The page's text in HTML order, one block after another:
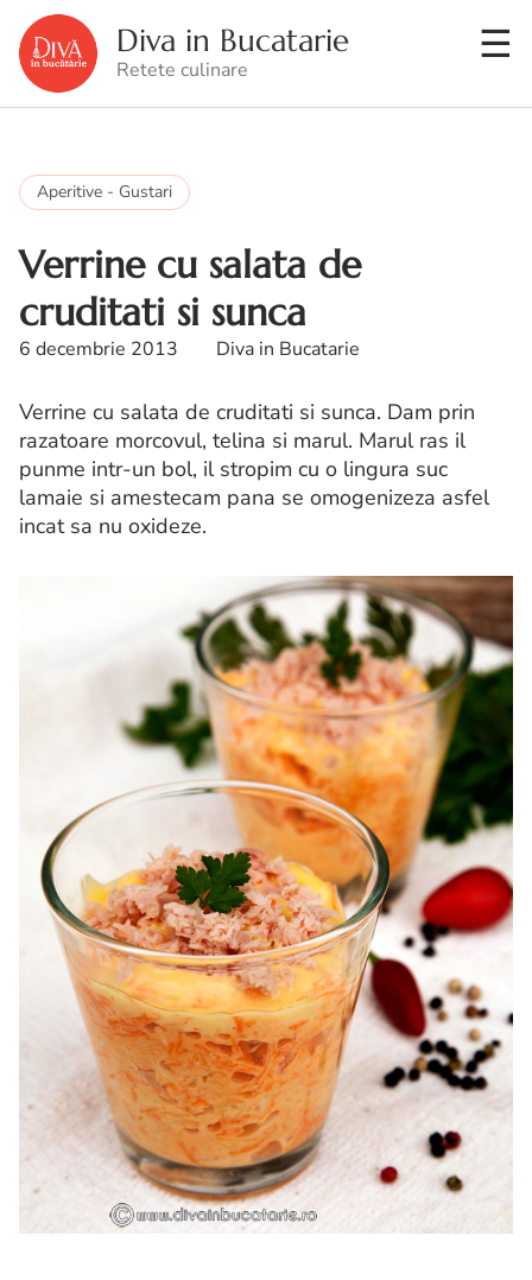
Diva in Bucatarie
Retete culinare
Aperitive - Gustari
Verrine cu salata de
cruditati si sunca
6 decembrie 2013 Diva in Bucatarie
Verrine cu salata de cruditati si sunca. Dam prin
razatoare morcovul, telina si marul. Marul ras il
punme intr-un bol, il stropim cu o lingura suc
lamaie si amestecam pana se omogenizeza asfel
incat sa nu oxideze.